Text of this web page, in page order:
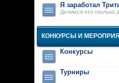
Я заработал
Делимся кто сколько
КОНКУРСЫ И
Конкурсы
Турниры